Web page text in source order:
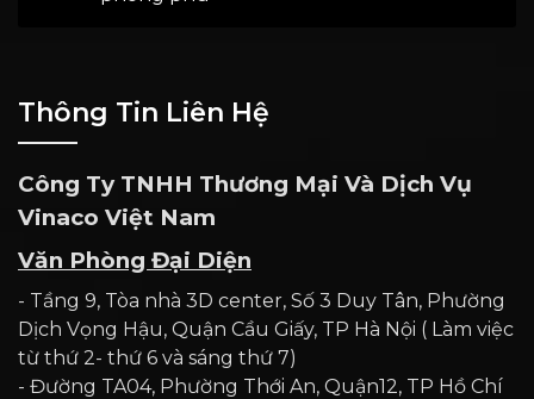
Thông Tin Liên Hệ
Công Ty TNHH Thương Mại Và Dịch Vụ
Vinaco Việt Nam
Văn Phòng Đại Diện
- Tầng 9, Tòa nhà 3D center, Số 3 Duy Tân, Phường
Dịch Vọng Hậu, Quận Cầu Giấy, TP Hà Nội ( Làm việc
từ thứ 2- thứ 6 và sáng thứ 7)
- Đường TA04, Phường Thới An, Quận12, TP Hồ Chí